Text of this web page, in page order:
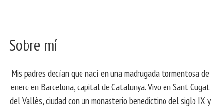
Sobre mí
Mis padres decían que nací en una madrugada tormentosa de
enero en Barcelona, ​​capital de Catalunya. Vivo en Sant Cugat
del Vallès, ciudad con un monasterio benedictino del siglo IX y